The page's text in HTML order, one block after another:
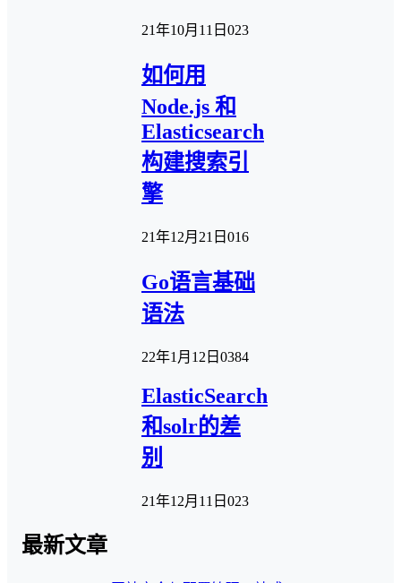
21年10月11日 023
如何用
Node.js 和
Elasticsearch
构建搜索引
擎
21年12月21日 016
Go语言基础
语法
22年1月12日 0384
ElasticSearch
和solr的差
别
21年12月11日 023
最新文章